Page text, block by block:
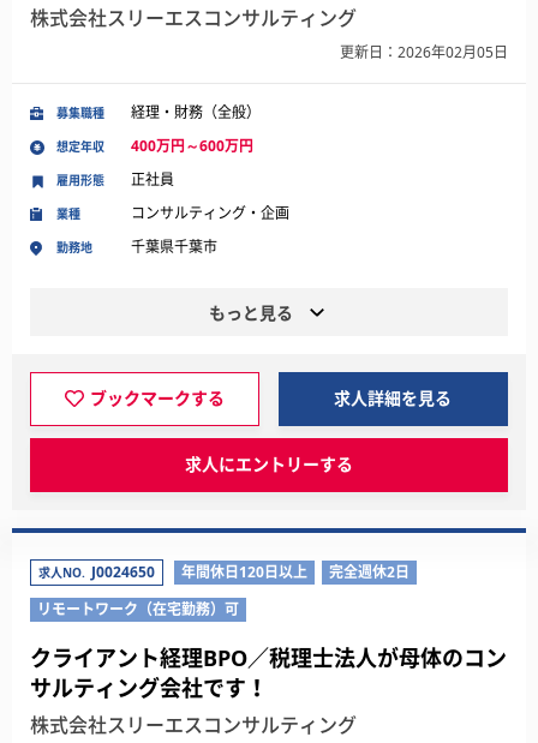
株式会社スリーエスコンサルティング
更新日：2026年02月05日
募集職種 経理・財務（全般）
想定年収 400万円～600万円
業種 コンサルティング・企画
勤務地 千葉県千葉市
雇用形態 正社員
もっと見る
ブックマークする 求人詳細を見る
求人にエントリーする
求人NO. J0024650 年間休日120日以上
完全週休2日
リモートワーク（在宅勤務）可
クライアント経理BPO／税理士法人が母体のコン
サルティング会社です！
株式会社スリーエスコンサルティング